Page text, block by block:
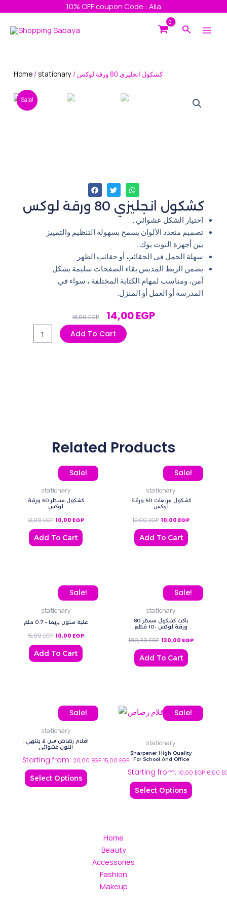
content
10% OFF coupon Code : Alia
Search
كشكول انجليزي 80 ورقة لوكس
اختيار الشكل عشوائي .
تصميم متعدد الألوان يسمح بسهولة التنظيم والتمييز
بين أجهزة النوت بوك .
سهلة الحمل في الحقائب أو حقائب الظهر .
يضمن الربط المدبس بقاء الصفحات سليمة بشكل
آمن، ومناسب لمهام الكتابة المختلفة ، سواء في
المدرسة أو العمل أو المنزل.
18,00EGP Original
Price
Was:
14,00EGPCurrent
انجليزي
Add To Cart
Home/ stationary / كشكول انجليزي 80 ورقة لوكس
Sale!
Related Products
Sale!
stationary
كشكول مسطر 60 ورقة
لوكس
12,00EGP
Original price was: 12,00 EGP.
10,00 EGP
Current price is: 10,00 EGP.
Add To Cart
Sale!
stationary
كشكول مربعات 60 ورقة
لوكس
12,00EGP
Original price was: 12,00
10,00 EGP
Current price
Add To Cart
Sale!
stationary
علبة سنون بريما – 0.7 ملم
15,00EGP
Original price was: 15,00 EGP.
10,00 EGP
Current price is: 10,00 EGP.
Add To Cart
Sale!
stationary
باكت كشكول مسطر 80
ورقة لوكس -10 قطع
180,00EGP
Original price was:
130,00 EGP
Current
Add To Cart
Sale!
stationary
اقلام رصاص سن لا ينتهي .
اللون عشوائي
Starting from: 20,00 EGP 15,00 EGP
Select Options
This
product
variants.
The
options
product
page
Sale!
stationary
Sharpener High Quality
For School And Office
Starting from: 10,00 EGP 6,00
Select Options
This
product
The
options
may
Home
Beauty
Accessories
Fashion
Makeup